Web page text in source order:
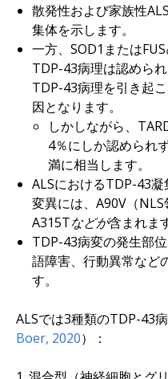
散発性および家族性
集体を示します。
一方、 SOD1 または
TDP-43病理は認められ
TDP-43病理を引き起
因となります。
しかしながら、
4％にしか認められ
満に相当します。
ALSにおけるTDP-43
変異には、 A90V （
A315Tなどが含まれま
TDP-43病変の発生部
語障害、行動異常など
す。
ALSでは3種類のTDP-43
Boer, 2020）：